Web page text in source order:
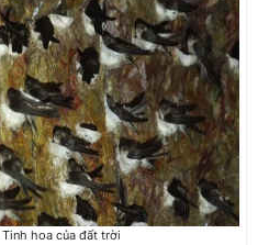
Tinh hoa của đất trời